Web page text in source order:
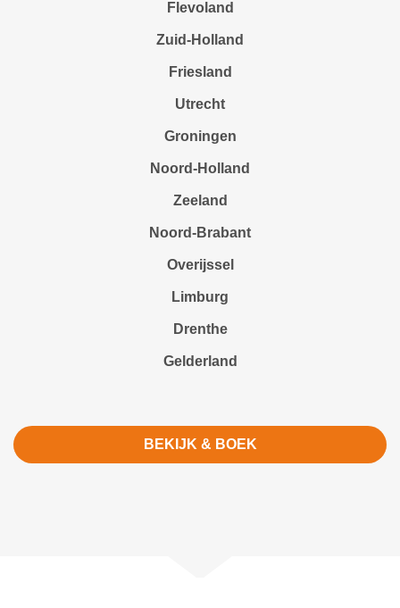
Flevoland
Zuid-Holland
Friesland
Utrecht
Groningen
Noord-Holland
Zeeland
Noord-Brabant
Overijssel
Limburg
Drenthe
Gelderland
BEKIJK & BOEK